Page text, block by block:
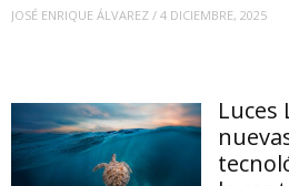
JOSÉ ENRIQUE ÁLVAREZ / 4 DICIEMBRE, 2025
Luces